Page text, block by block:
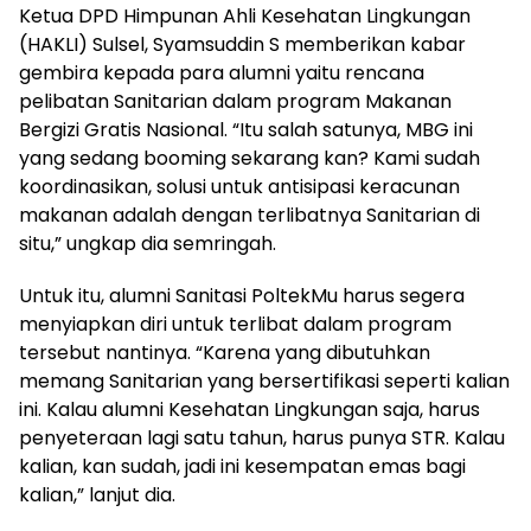
Ketua DPD Himpunan Ahli Kesehatan Lingkungan
(HAKLI) Sulsel, Syamsuddin S memberikan kabar
gembira kepada para alumni yaitu rencana
pelibatan Sanitarian dalam program Makanan
Bergizi Gratis Nasional. “Itu salah satunya, MBG ini
yang sedang booming sekarang kan? Kami sudah
koordinasikan, solusi untuk antisipasi keracunan
makanan adalah dengan terlibatnya Sanitarian di
situ,” ungkap dia semringah.
Untuk itu, alumni Sanitasi PoltekMu harus segera
menyiapkan diri untuk terlibat dalam program
tersebut nantinya. “Karena yang dibutuhkan
memang Sanitarian yang bersertifikasi seperti kalian
ini. Kalau alumni Kesehatan Lingkungan saja, harus
penyeteraan lagi satu tahun, harus punya STR. Kalau
kalian, kan sudah, jadi ini kesempatan emas bagi
kalian,” lanjut dia.